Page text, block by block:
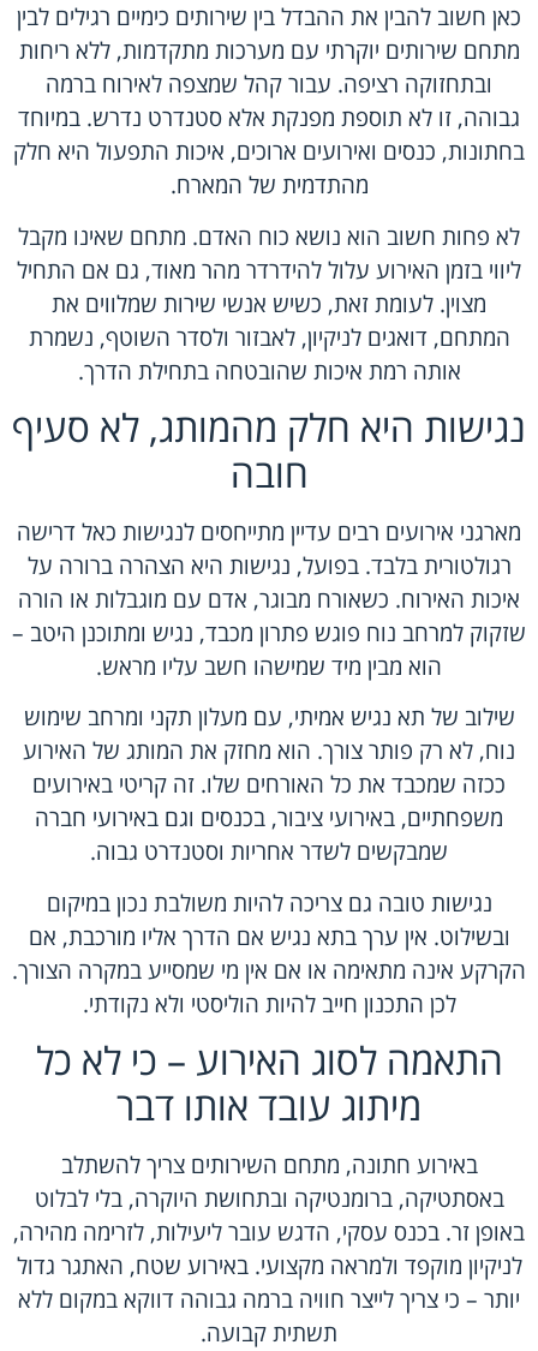
כאן חשוב להבין את ההבדל בין שירותים כימיים רגילים לבין
מתחם שירותים יוקרתי עם מערכות מתקדמות, ללא ריחות
ובתחזוקה רציפה. עבור קהל שמצפה לאירוח ברמה
גבוהה, זו לא תוספת מפנקת אלא סטנדרט נדרש. במיוחד
בחתונות, כנסים ואירועים ארוכים, איכות התפעול היא חלק
מהתדמית של המארח.
לא פחות חשוב הוא נושא כוח האדם. מתחם שאינו מקבל
ליווי בזמן האירוע עלול להידרדר מהר מאוד, גם אם התחיל
מצוין. לעומת זאת, כשיש אנשי שירות שמלווים את
המתחם, דואגים לניקיון, לאבזור ולסדר השוטף, נשמרת
אותה רמת איכות שהובטחה בתחילת הדרך.
נגישות היא חלק מהמותג, לא סעיף
חובה
מארגני אירועים רבים עדיין מתייחסים לנגישות כאל דרישה
רגולטורית בלבד. בפועל, נגישות היא הצהרה ברורה על
איכות האירוח. כשאורח מבוגר, אדם עם מוגבלות או הורה
שזקוק למרחב נוח פוגש פתרון מכבד, נגיש ומתוכנן היטב –
הוא מבין מיד שמישהו חשב עליו מראש.
שילוב של תא נגיש אמיתי, עם מעלון תקני ומרחב שימוש
נוח, לא רק פותר צורך. הוא מחזק את המותג של האירוע
ככזה שמכבד את כל האורחים שלו. זה קריטי באירועים
משפחתיים, באירועי ציבור, בכנסים וגם באירועי חברה
שמבקשים לשדר אחריות וסטנדרט גבוה.
נגישות טובה גם צריכה להיות משולבת נכון במיקום
ובשילוט. אין ערך בתא נגיש אם הדרך אליו מורכבת, אם
הקרקע אינה מתאימה או אם אין מי שמסייע במקרה הצורך.
לכן התכנון חייב להיות הוליסטי ולא נקודתי.
התאמה לסוג האירוע – כי לא כל
מיתוג עובד אותו דבר
באירוע חתונה, מתחם השירותים צריך להשתלב
באסתטיקה, ברומנטיקה ובתחושת היוקרה, בלי לבלוט
באופן זר. בכנס עסקי, הדגש עובר ליעילות, לזרימה מהירה,
לניקיון מוקפד ולמראה מקצועי. באירוע שטח, האתגר גדול
יותר – כי צריך לייצר חוויה ברמה גבוהה דווקא במקום ללא
תשתית קבועה.